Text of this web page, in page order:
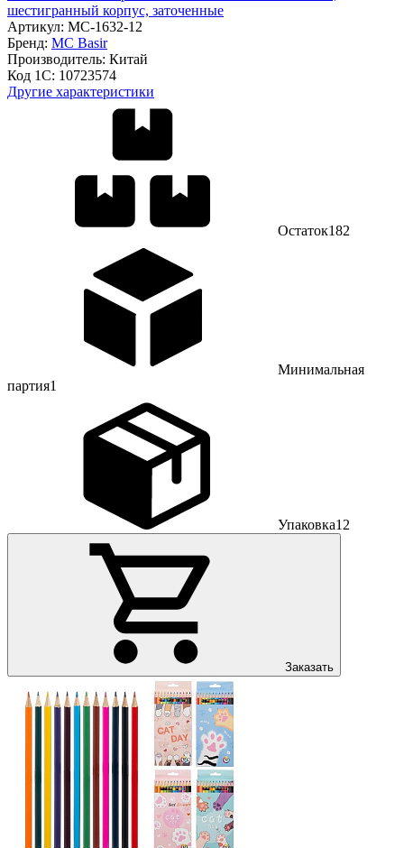
шестигранный корпус, заточенные
Артикул: МС-1632-12
Бренд: MC Basir
Производитель: Китай
Код 1С: 10723574
Другие характеристики
Остаток182
Минимальная
партия1
Упаковка12
Заказать